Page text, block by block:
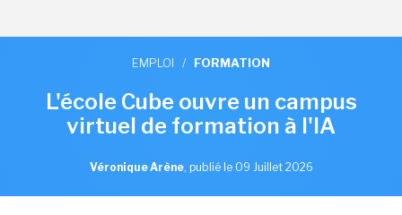
EMPLOI / FORMATION
L'école Cube ouvre un campus
virtuel de formation à l'IA
Véronique Arène, publié le 09 Juillet 2026